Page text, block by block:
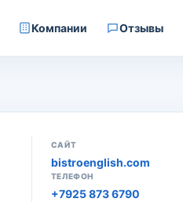
Компании Отзывы
САЙТ
bistroenglish.com
ТЕЛЕФОН
+7925 873 6790